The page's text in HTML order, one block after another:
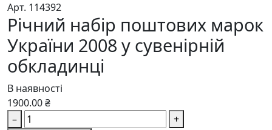
Арт. 114392
Річний набір поштових марок
України 2008 у сувенірній
обкладинці
В наявності
1900.00 ₴
–
+